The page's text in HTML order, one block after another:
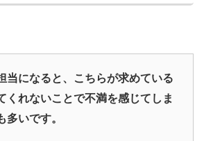
になると、 こちらが求めている
くれないことで不満を感じてしま
いです。